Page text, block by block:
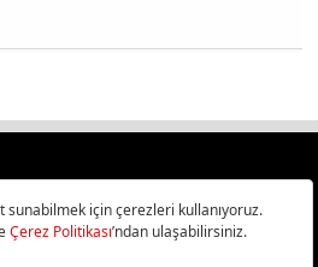
Türkiye